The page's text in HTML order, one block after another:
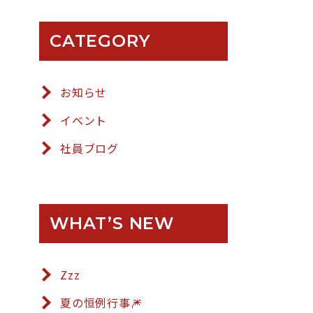
CATEGORY
お知らせ
イベント
社員ブログ
WHAT’S NEW
Zzz
夏の恒例行事🎆